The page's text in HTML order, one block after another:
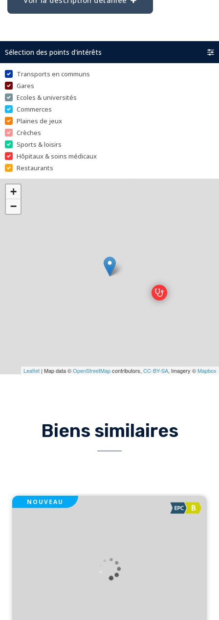
Sélection des points d'intérêts
Transports en communs
Gares
Ecoles & universités
Commerces
Plaines de jeux
Crèches
Sports & loisirs
Hôpitaux & soins médicaux
Restaurants
+
−
Leaflet | Map data ©OpenStreetMapcontributors, CC-BY-SA, Imagery ©Mapbox
Biens similaires
NOUVEAU